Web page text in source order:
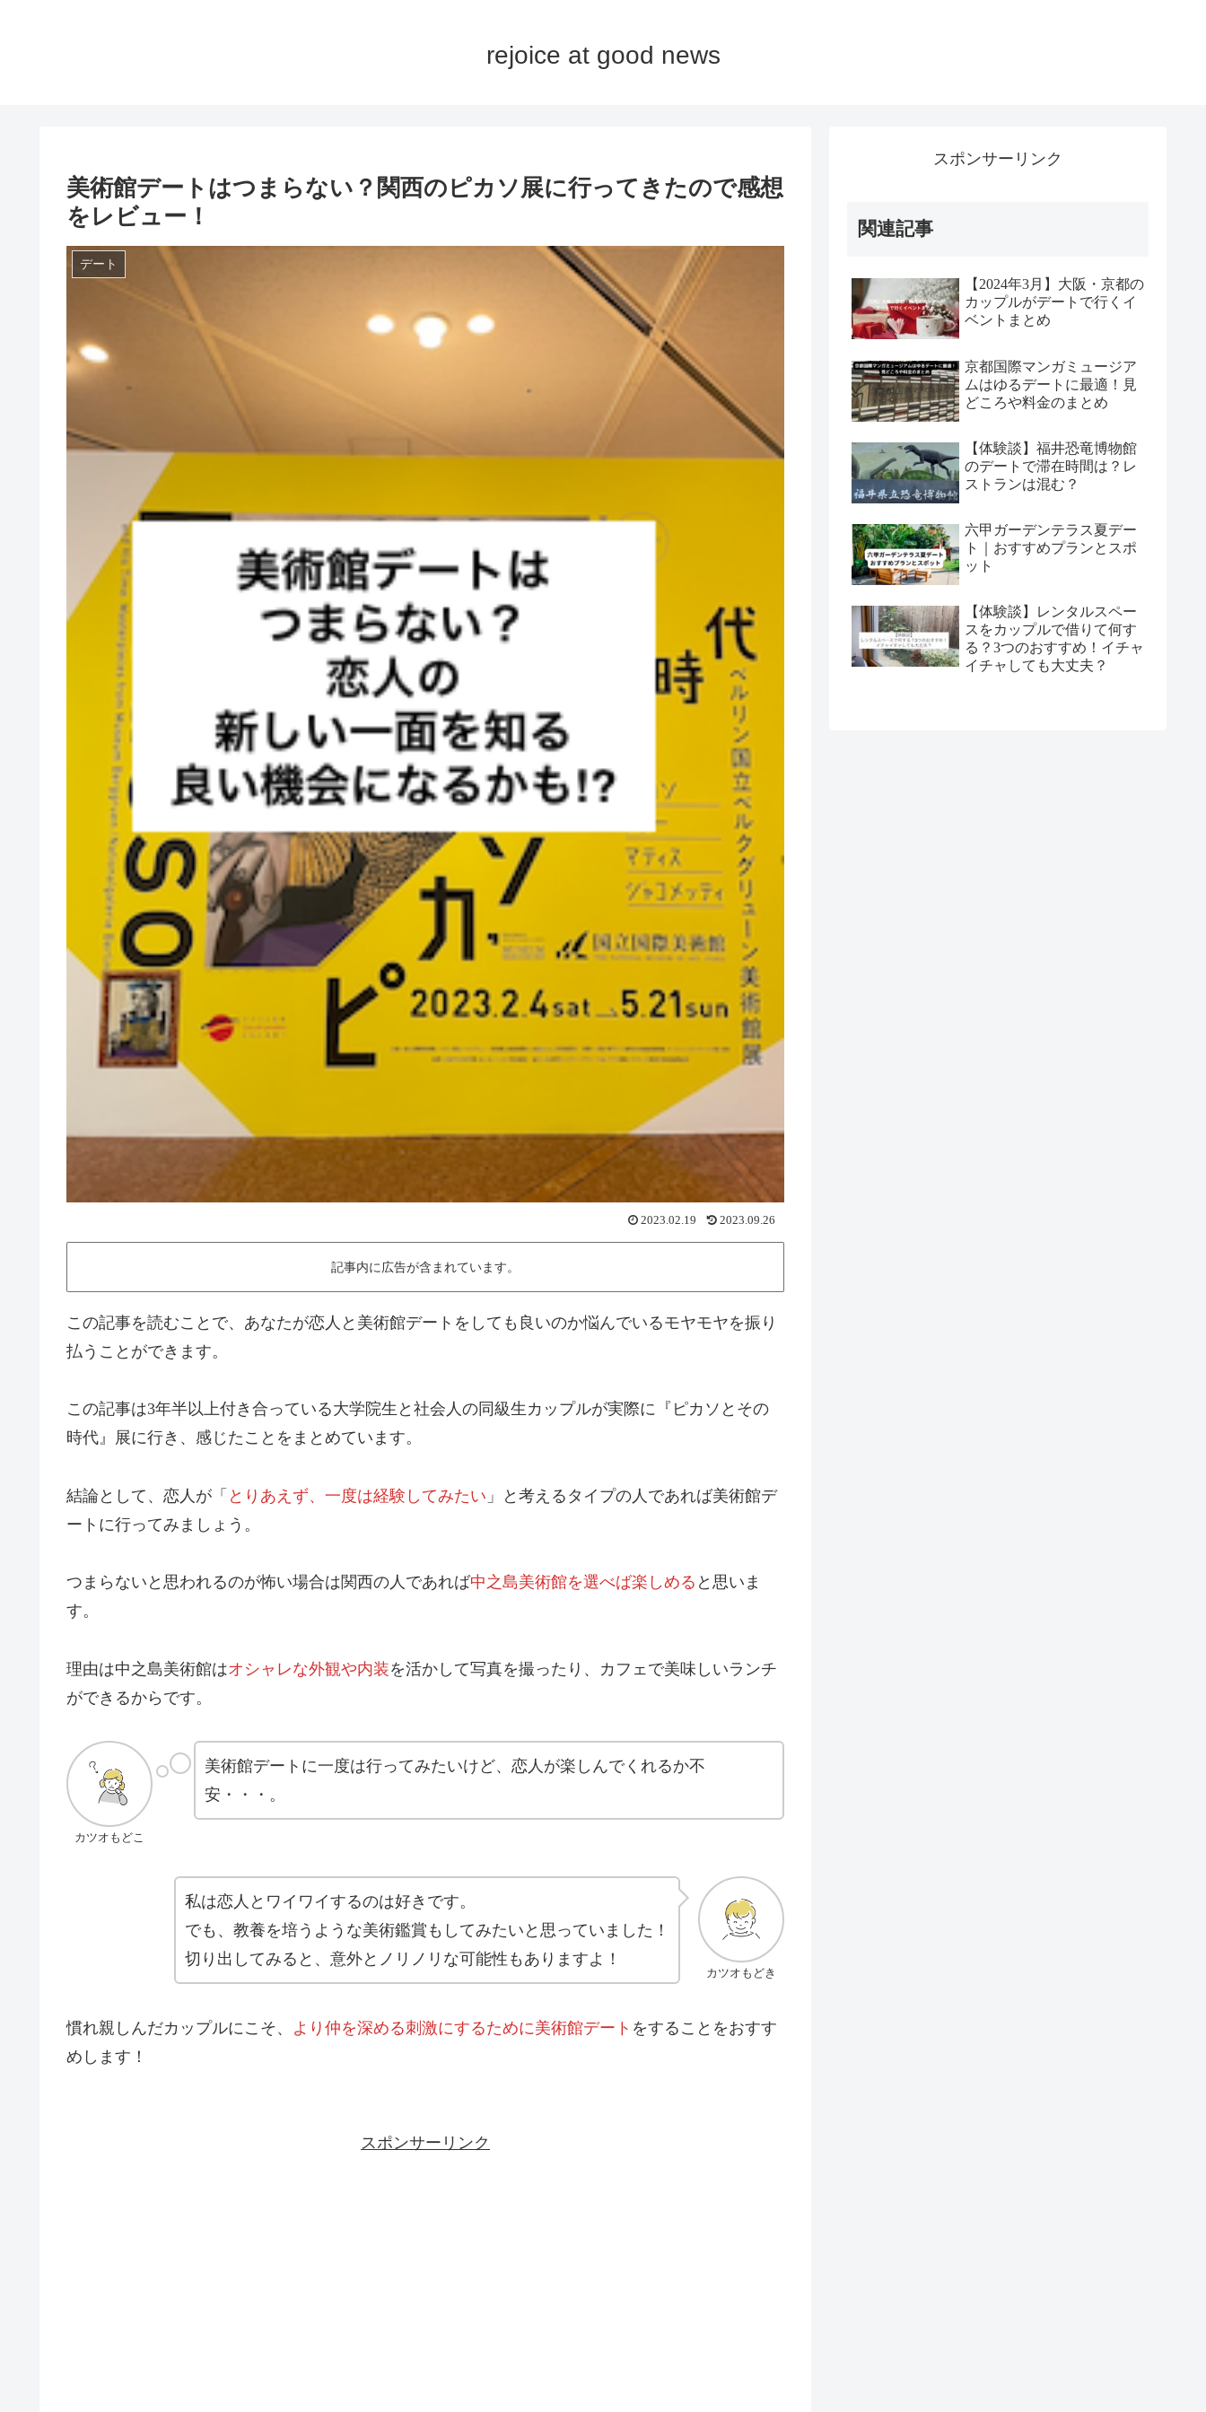
rejoice at good news
美術館デートはつまらない？関西のピカソ展に行ってきたので感想
をレビュー！
デート
2023.02.19 2023.09.26
記事内に広告が含まれています。
この記事を読むことで、あなたが恋人と美術館デートをしても良いのか悩んでいるモヤモヤを振り
払うことができます。
この記事は3年半以上付き合っている大学院生と社会人の同級生カップルが実際に『ピカソとその
時代』展に行き、感じたことをまとめています。
結論として、恋人が「 とりあえず、一度は経験してみたい 」と考えるタイプの人であれば美術館デ
ートに行ってみましょう。
つまらないと思われるのが怖い場合は関西の人であれば中之島美術館を選べば楽しめる と思いま
す。
理由は中之島美術館はオシャレな外観や内装を活かして写真を撮ったり、カフェで美味しいランチ
ができるからです。
カツオもどこ
美術館デートに一度は行ってみたいけど、恋人が楽しんでくれるか不
安・・・。
カツオもどき
私は恋人とワイワイするのは好きです。
でも、教養を培うような美術鑑賞もしてみたいと思っていました！
切り出してみると、意外とノリノリな可能性もありますよ！
慣れ親しんだカップルにこそ、 より仲を深める刺激にするために美術館デート をすることをおすす
めします！
スポンサーリンク
スポンサーリンク
関連記事
【2024年3月】大阪・京都の
カップルがデートで行くイ
ベントまとめ
京都国際マンガミュージア
ムはゆるデートに最適！見
どころや料金のまとめ
【体験談】福井恐竜博物館
のデートで滞在時間は？レ
ストランは混む？
六甲ガーデンテラス夏デー
ト｜おすすめプランとスポ
ット
【体験談】レンタルスペー
スをカップルで借りて何す
る？3つのおすすめ！イチャ
イチャしても大丈夫？